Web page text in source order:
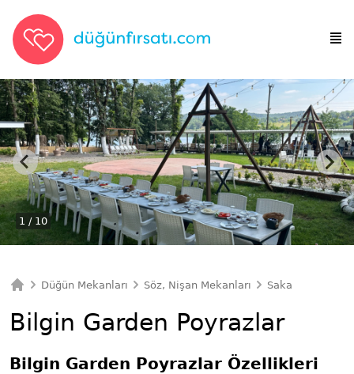
1 / 10
Düğün Mekanları Söz, Nişan Mekanları Sakarya Söz,
Bilgin Garden Poyrazlar
Bilgin Garden Poyrazlar Özellikleri